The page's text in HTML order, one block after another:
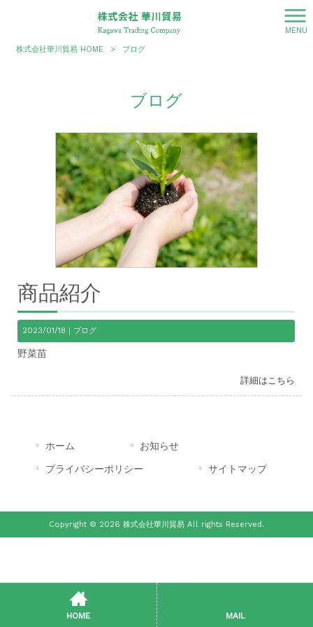
MENU
株式会社華川貿易 HOME > ブログ
ブログ
商品紹介
2023/01/18｜ ブログ
野菜苗
詳細はこちら
ホーム お知らせ
プライバシーポリシー サイトマップ
Copyright © 2026 株式会社華川貿易 All rights Reserved.
HOME MAIL